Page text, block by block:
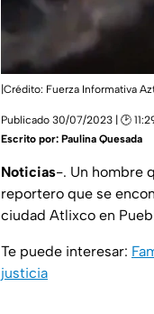
|Crédito: Fuerza Informativa
Publicado 30/07/2023 | 🕑
Escrito por: Paulina Quesada
Noticias-. Un hombre
reportero que se
ciudad Atlixco en
Te puede interesar:
justicia